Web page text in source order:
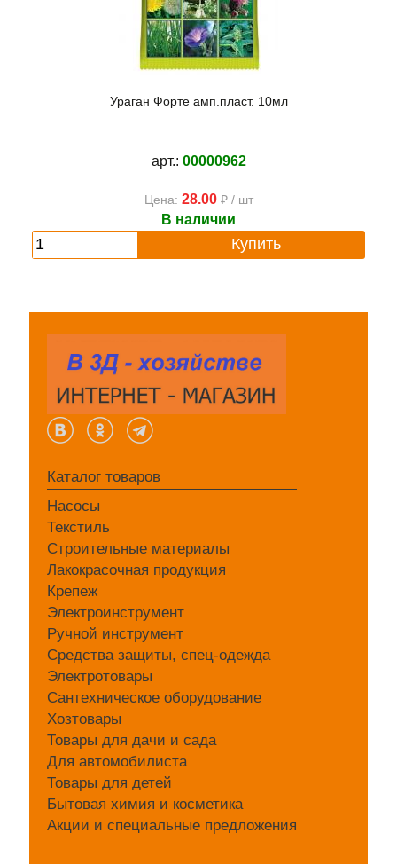
Ураган Форте амп.пласт. 10мл
арт.: 00000962
Цена: 28.00₽ / шт
В наличии
Купить
Каталог товаров
Насосы
Текстиль
Строительные материалы
Лакокрасочная продукция
Крепеж
Электроинструмент
Ручной инструмент
Средства защиты, спец-одежда
Электротовары
Сантехническое оборудование
Хозтовары
Товары для дачи и сада
Для автомобилиста
Товары для детей
Бытовая химия и косметика
Акции и специальные предложения